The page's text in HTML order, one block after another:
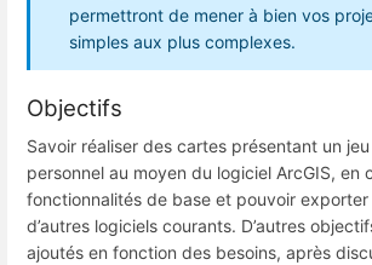
permettront de mener à bien vos
simples aux plus complexes.
Objectifs
Savoir réaliser des cartes présentant un
personnel au moyen du logiciel ArcGIS, en
fonctionnalités de base et pouvoir
d’autres logiciels courants. D’autres
ajoutés en fonction des besoins, après